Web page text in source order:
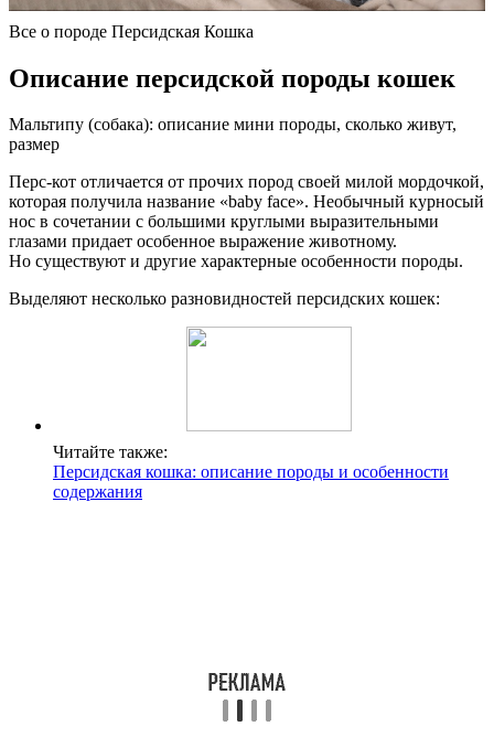
Все о породе Персидская Кошка
Описание персидской породы кошек
Мальтипу (собака): описание мини породы, сколько живут,
размер
Перс-кот отличается от прочих пород своей милой мордочкой,
которая получила название «baby face». Необычный курносый
нос в сочетании с большими круглыми выразительными
глазами придает особенное выражение животному.
Но существуют и другие характерные особенности породы.
Выделяют несколько разновидностей персидских кошек:
Читайте также:
Персидская кошка: описание породы и особенности
содержания